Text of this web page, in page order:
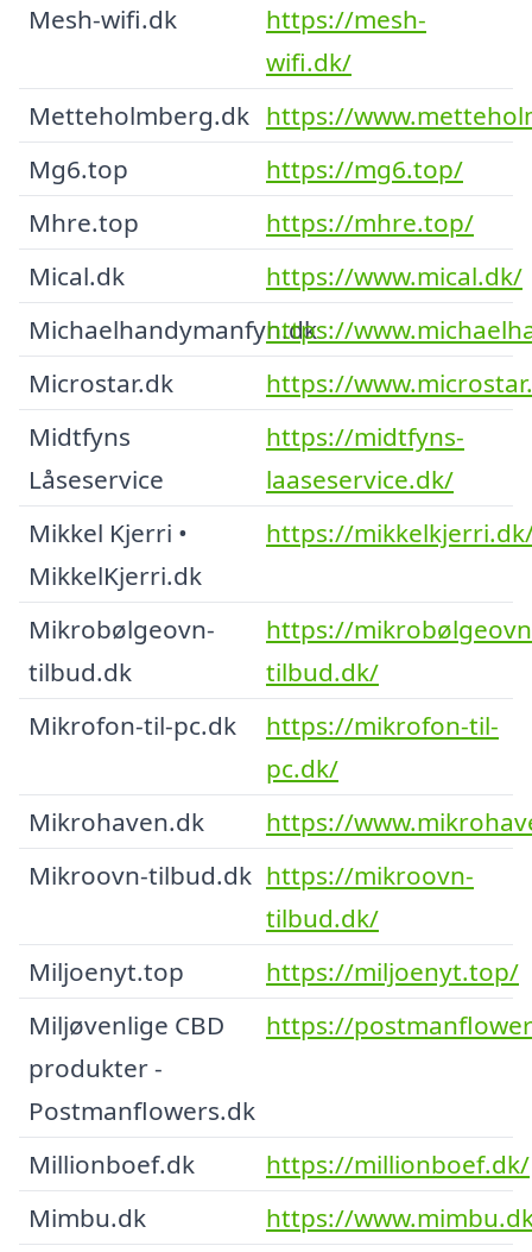
Mesh-wifi.dk
https://mesh-
wifi.dk/
Metteholmberg.dk https://
Mg6.top
https://mg6.top/
Mhre.top
https://mhre.top/
Mical.dk
https://www.mical.dk/
Michaelhandymanfyn.dk
https://
Microstar.dk
https://
Midtfyns
Låseservice
https://midtfyns-
laaseservice.dk/
Mikkel Kjerri •
MikkelKjerri.dk
https://
Mikrobølgeovn-
tilbud.dk
https://
tilbud.dk/
Mikrofon-til-pc.dk
https://mikrofon-til-
pc.dk/
Mikrohaven.dk
https://
Mikroovn-tilbud.dk https://mikroovn-
tilbud.dk/
Miljoenyt.top
https://miljoenyt.top/
Miljøvenlige CBD
produkter -
Postmanflowers.dk
https://
Millionboef.dk
https://millionboef.dk/
Mimbu.dk
https://